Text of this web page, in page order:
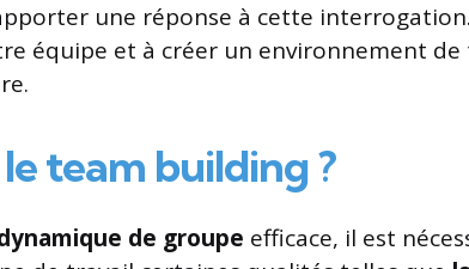
une réponse à cette
équipe et à créer un environnement de
team building ?
de groupe efficace, il est